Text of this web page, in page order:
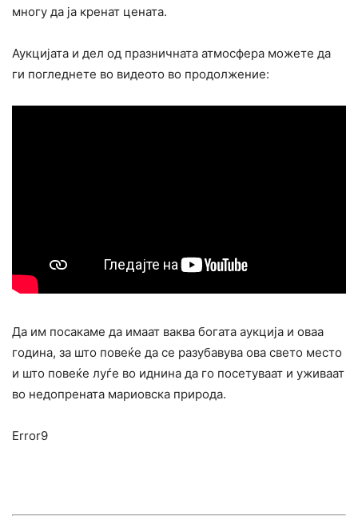
многу да ја кренат цената.
Аукцијата и дел од празничната атмосфера можете да
ги погледнете во видеото во продолжение:
Да им посакаме да имаат ваква богата аукција и оваа
година, за што повеќе да се разубавува ова свето место
и што повеќе луѓе во иднина да го посетуваат и уживаат
во недопрената мариовска природа.
Error9